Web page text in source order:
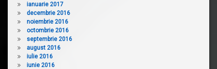
ianuarie 2017
decembrie 2016
noiembrie 2016
octombrie 2016
septembrie 2016
august 2016
iulie 2016
iunie 2016